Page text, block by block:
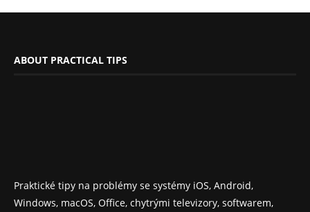
ABOUT PRACTICAL TIPS
Praktické tipy na problémy se systémy iOS, Android,
Windows, macOS, Office, chytrými televizory, softwarem,